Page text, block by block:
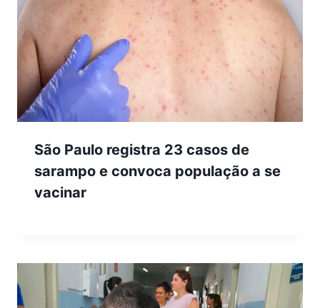
São Paulo registra 23 casos de
sarampo e convoca população a se
vacinar